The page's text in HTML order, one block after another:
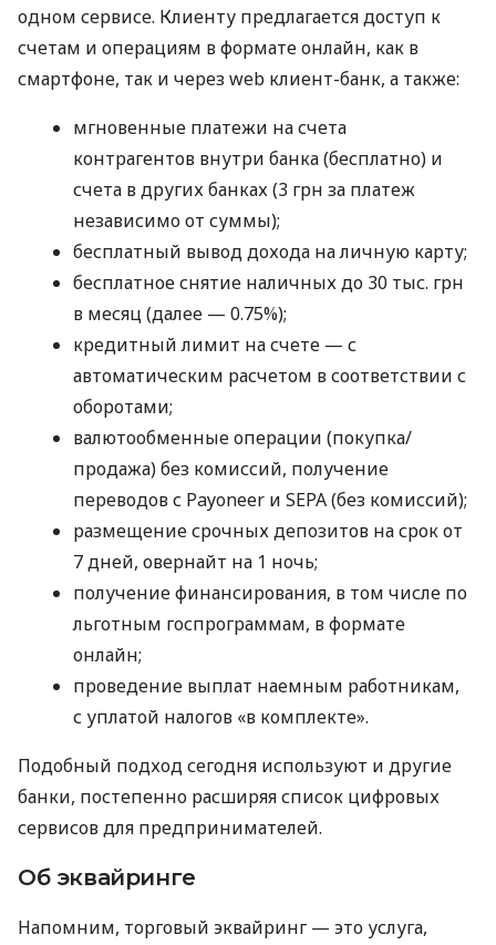
одном сервисе. Клиенту предлагается доступ к
счетам и операциям в формате онлайн, как в
смартфоне, так и через web клиент-банк, а также:
мгновенные платежи на счета
контрагентов внутри банка (бесплатно) и
счета в других банках (3 грн за платеж
независимо от суммы);
бесплатный вывод дохода на личную карту;
бесплатное снятие наличных до 30 тыс. грн
в месяц (далее — 0.75%);
кредитный лимит на счете — с
автоматическим расчетом в соответствии с
оборотами;
валютообменные операции (покупка/
продажа) без комиссий, получение
переводов с Payoneer и SEPA (без комиссий);
размещение срочных депозитов на срок от
7 дней, овернайт на 1 ночь;
получение финансирования, в том числе по
льготным госпрограммам, в формате
онлайн;
проведение выплат наемным работникам,
с уплатой налогов «в комплекте».
Подобный подход сегодня используют и другие
банки, постепенно расширяя список цифровых
сервисов для предпринимателей.
Об эквайринге
Напомним, торговый эквайринг — это услуга,